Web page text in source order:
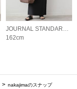
162cm
nakajimaのスナップ